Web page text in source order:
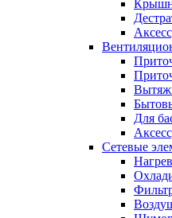
Для
Сетевые